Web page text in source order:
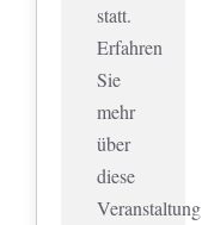
statt.
Erfahren
Sie
mehr
über
diese
Veranstaltung